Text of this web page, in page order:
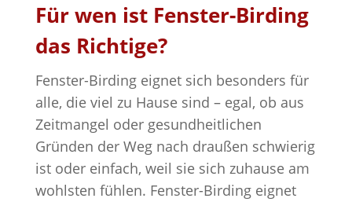
Für wen ist Fenster-Birding
das Richtige?
Fenster-Birding eignet sich besonders für
alle, die viel zu Hause sind – egal, ob aus
Zeitmangel oder gesundheitlichen
Gründen der Weg nach draußen schwierig
ist oder einfach, weil sie sich zuhause am
wohlsten fühlen. Fenster-Birding eignet